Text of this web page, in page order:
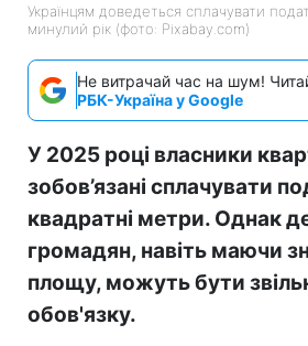
Українцям доведеться сплачувати
минулий рік (фото: Pixabay.com)
Не витрачай час на шум!
РБК-Україна у Google
У 2025 році власники
зобов’язані сплачувати
квадратні метри. Однак
громадян, навіть маючи
площу, можуть бути
обов'язку.